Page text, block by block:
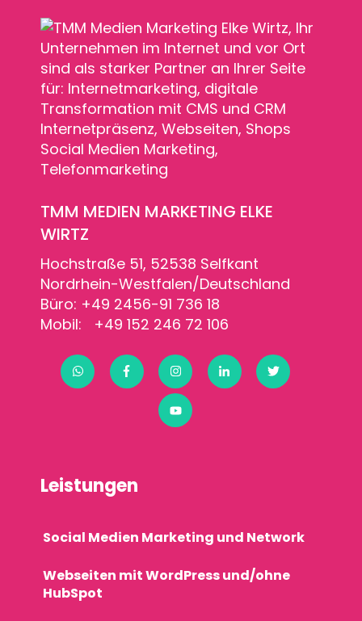
TMM MEDIEN MARKETING ELKE
WIRTZ
Hochstraße 51, 52538 Selfkant
Nordrhein-Westfalen/Deutschland
Büro: +49 2456-91 736 18
Mobil: +49 152 246 72 106
Leistungen
Social Medien Marketing und Network
Webseiten mit WordPress und/ohne
HubSpot